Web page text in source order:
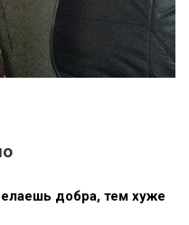
добра, тем хуже